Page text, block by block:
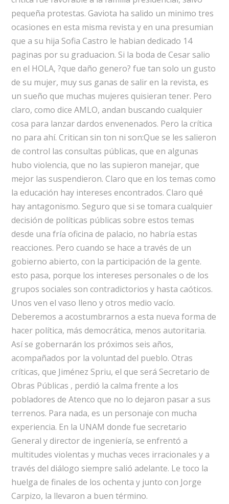
pequeña protestas. Gaviota ha salido un minimo tres
ocasiones en esta misma revista y en una presumian
que a su hija Sofia Castro le habian dedicado 14
paginas por su graduacion. Si la boda de Cesar salio
en el HOLA, ?que daño genero? fue tan solo un gusto
de su mujer, muy sus ganas de salir en la revista, es
un sueño que muchas mujeres quisieran tener. Pero
claro, como dice AMLO, andan buscando cualquier
cosa para lanzar dardos envenenados. Pero la crítica
no para ahí. Critican sin ton ni son:Que se les salieron
de control las consultas públicas, que en algunas
hubo violencia, que no las supieron manejar, que
mejor las suspendieron. Claro que en los temas como
la educación hay intereses encontrados. Claro qué
hay antagonismo. Seguro que si se tomara cualquier
decisión de políticas públicas sobre estos temas
desde una fría oficina de palacio, no habría estas
reacciones. Pero cuando se hace a través de un
gobierno abierto, con la participación de la gente.
esto pasa, porque los intereses personales o de los
grupos sociales son contradictorios y hasta caóticos.
Unos ven el vaso lleno y otros medio vacío.
Deberemos a acostumbrarnos a esta nueva forma de
hacer política, más democrática, menos autoritaria.
Así se gobernarán los próximos seis años,
acompañados por la voluntad del pueblo. Otras
críticas, que Jiménez Spriu, el que será Secretario de
Obras Públicas , perdió la calma frente a los
pobladores de Atenco que no lo dejaron pasar a sus
terrenos. Para nada, es un personaje con mucha
experiencia. En la UNAM donde fue secretario
General y director de ingeniería, se enfrentó a
multitudes violentas y muchas veces irracionales y a
través del diálogo siempre salió adelante. Le toco la
huelga de finales de los ochenta y junto con Jorge
Carpizo, la llevaron a buen término.